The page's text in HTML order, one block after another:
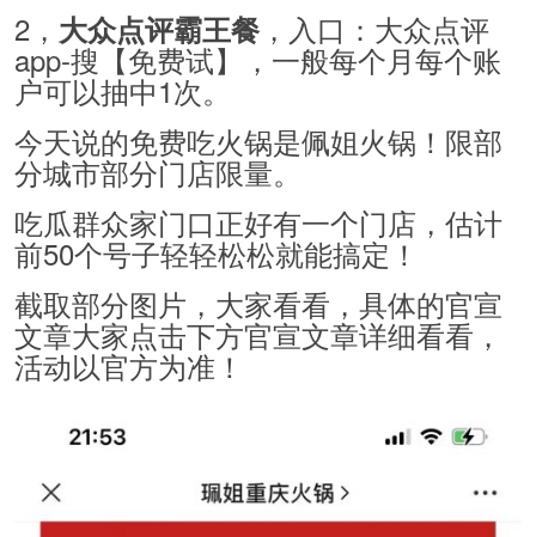
2， 大众点评霸王餐 ，入口：大众点评
app-搜【免费试】，一般每个月每个账
户可以抽中1次。
今天说的免费吃火锅是佩姐火锅！限部
分城市部分门店限量。
吃瓜群众家门口正好有一个门店，估计
前50个号子轻轻松松就能搞定！
截取部分图片，大家看看，具体的官宣
文章大家点击下方官宣文章详细看看，
活动以官方为准！